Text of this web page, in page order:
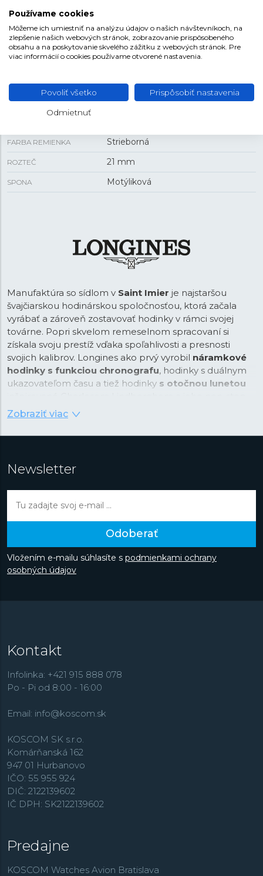
VEĽKOSŤ
HRÚBKA 10,9 mm
PUZDRO 41 mm
REMIENOK
FARBA REMIENKA Strieborná
ROZTEČ 21 mm
SPONA Motýliková
Manufaktúra so sídlom v Saint Imier je najstaršou
švajčiarskou hodinárskou spoločnosťou, ktorá začala
vyrábať a zároveň zostavovať hodinky v rámci svojej
továrne. Popri skvelom remeselnom spracovaní si
získala svoju prestíž vďaka spoľahlivosti a presnosti
svojich kalibrov. Longines ako prvý vyrobil náramkové
hodinky s funkciou chronografu, hodinky s duálnym
ukazovateľom času a tiež hodinky s otočnou lunetou
preletom cez Atlantický oceán. Počas svojej dlhej
histórie sa značka etablovala v odvetví presného
merania času vo svete športu a v letectve. Značka
Amelie Earhart, oceánológ Jaques Piccard známy
priekopy alebo Albert Einstein, ktorého značka s
okrídlenými hodinami v logu veľmi často sprevádzala.
odohráva vo vzduchu, na mori alebo je skryté za
Zobraziť viac
Newsletter
Odoberať
Vložením e-mailu súhlasíte s podmienkami ochrany
osobných údajov
Kontakt
Infolinka: +421 915 888 078
Po - Pi od 8:00 - 16:00
Email: info@koscom.sk
KOSCOM SK s.r.o.
Komárňanská 162
947 01 Hurbanovo
IČO: 55 955 924
DIČ: 2122139602
IČ DPH: SK2122139602
Predajne
KOSCOM Watches Avion Bratislava
Používame cookies
Môžeme ich umiestniť na analýzu údajov o našich návštevníkoch, na
zlepšenie našich webových stránok, zobrazovanie prispôsobeného
obsahu a na poskytovanie skvelého zážitku z webových stránok. Pre
viac informácií o cookies používame otvorené nastavenia.
Povoliť všetko Prispôsobiť nastavenia
Odmietnuť